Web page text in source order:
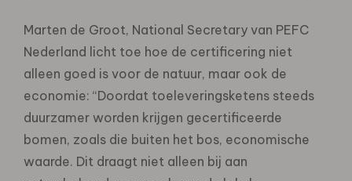
Marten de Groot, National Secretary van PEFC
Nederland licht toe hoe de certificering niet
alleen goed is voor de natuur, maar ook de
economie: “Doordat toeleveringsketens steeds
duurzamer worden krijgen gecertificeerde
bomen, zoals die buiten het bos, economische
waarde. Dit draagt niet alleen bij aan